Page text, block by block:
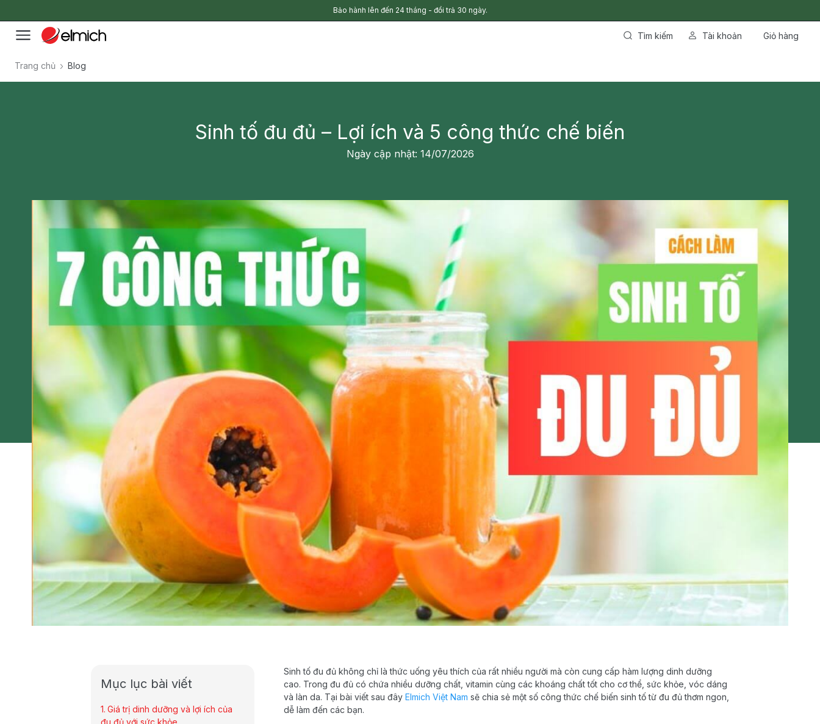
Bảo hành lên đến 24 tháng - đổi trả 30 ngày.
Tìm kiếm Tài khoản Giỏ hàng
Trang chủ Blog
Sinh tố đu đủ – Lợi ích và 5 công thức chế biến
Ngày cập nhật: 14/07/2026
Sinh tố đu đủ không chỉ là thức uống yêu thích của rất nhiều người mà còn cung cấp hàm lượng dinh dưỡng
cao. Trong đu đủ có chứa nhiều dưỡng chất, vitamin cùng các khoáng chất tốt cho cơ thể, sức khỏe, vóc dáng
và làn da. Tại bài viết sau đây Elmich Việt Nam sẽ chia sẻ một số công thức chế biến sinh tố từ đu đủ thơm ngon,
dễ làm đến các bạn.
Mục lục bài viết
Giá trị dinh dưỡng và lợi ích của
đu đủ với sức khỏe